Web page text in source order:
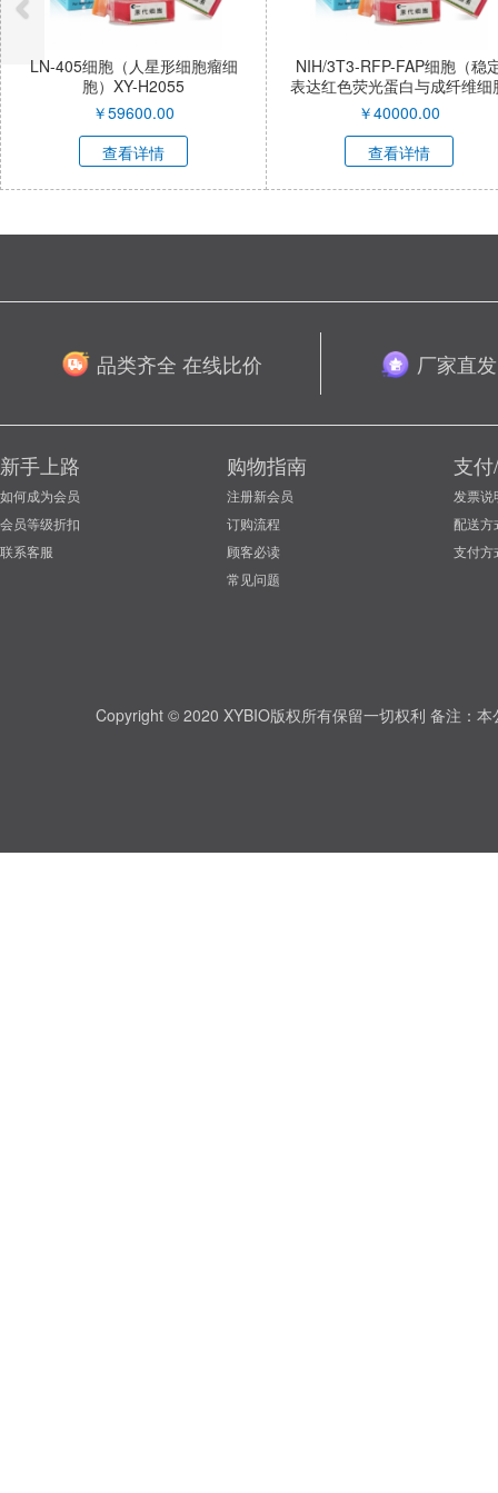
LN-405细胞（人星形细胞瘤细
胞）XY-H2055
59600.00
查看详情
NIH/3T3-RFP-FAP细胞（稳定
表达红色荧光蛋白与成纤维细胞
激活蛋白α小鼠胚胎成纤维细
胞）XY-M053R-SL
40000.00
查看详情
品类齐全 在线比价 厂家直
新手上路
如何成为会员
会员等级折扣
联系客服
购物指南
注册新会员
订购流程
顾客必读
常见问题
支
发票说
配送方
支付方
Copyright © 2020 XYBIO版权所有保留一切权利 备注：